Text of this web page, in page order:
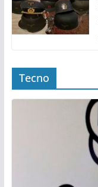
Tecno